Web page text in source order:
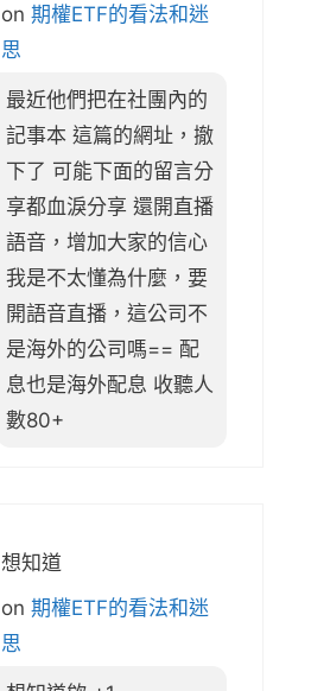
on 期權ETF的看法和迷
思
最近他們把在社團內的
記事本 這篇的網址，撤
下了 可能下面的留言分
享都血淚分享 還開直播
語音，增加大家的信心
我是不太懂為什麼，要
開語音直播，這公司不
是海外的公司嗎== 配
息也是海外配息 收聽人
數80+
想知道
on 期權ETF的看法和迷
思